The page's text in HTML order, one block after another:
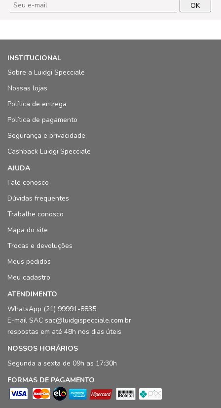
OK
INSTITUCIONAL
Sobre a Luidgi Specciale
Nossas lojas
Política de entrega
Política de pagamento
Segurança e privacidade
Cashback Luidgi Specciale
AJUDA
Fale conosco
Dúvidas frequentes
Trabalhe conosco
Mapa do site
Trocas e devoluções
Meus pedidos
Meu cadastro
ATENDIMENTO
WhatsApp (21) 99991-8835
E-mail SAC sac@luidgispecciale.com.br
respostas em até 48h nos dias úteis
NOSSOS HORÁRIOS
Segunda a sexta de 09h as 17:30h
FORMAS DE PAGAMENTO